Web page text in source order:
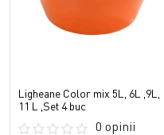
Ligheane Color mix 5L, 6L ,9L,
11 L ,Set 4 buc
0 opinii